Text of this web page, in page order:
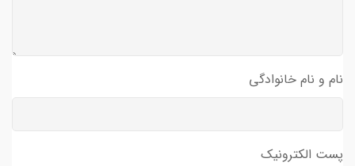
نام و نام خانوادگی
پست الکترونیک